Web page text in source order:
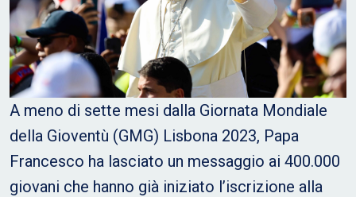
A meno di sette mesi dalla Giornata Mondiale
della Gioventù (GMG) Lisbona 2023, Papa
Francesco ha lasciato un messaggio ai 400.000
giovani che hanno già iniziato l’iscrizione alla